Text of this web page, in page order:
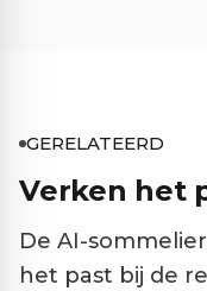
GERELATEERD
Verken het
De AI-
het past bij de